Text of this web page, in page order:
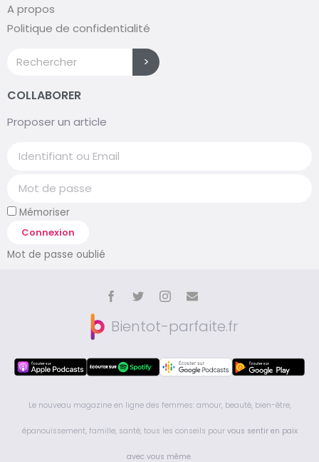
A propos
Politique de confidentialité
>
COLLABORER
Proposer un article
Mémoriser
Connexion
Mot de passe oublié
Bientot-parfaite.fr
Le nouveau magazine en ligne des femmes: amour, beauté, bien-être,
épanouissement, famille, santé, tous les conseils pour vous sentir en paix
avec vous même